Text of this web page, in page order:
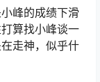
峰的成绩下滑
算找小峰谈一
走神，似乎什